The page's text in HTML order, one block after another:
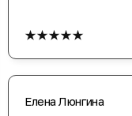
★★★★★
Елена Люнгина